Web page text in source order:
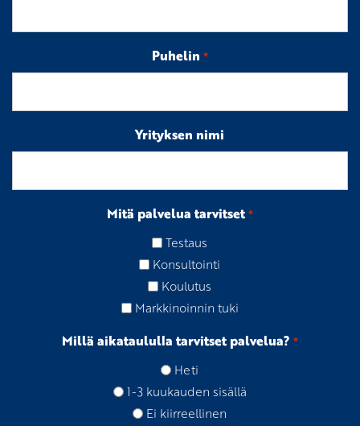
Puhelin *
Yrityksen nimi
Mitä palvelua tarvitset *
Testaus
Konsultointi
Koulutus
Markkinoinnin tuki
Millä aikataululla tarvitset palvelua? *
Heti
1-3 kuukauden sisällä
Ei kiirreellinen